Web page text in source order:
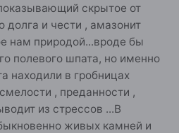
скрытое от
долга и чести , амазонит
нам природой...вроде бы
полевого шпата, но именно
находили в гробницах
, преданности ,
из стрессов ...В
живых камней и